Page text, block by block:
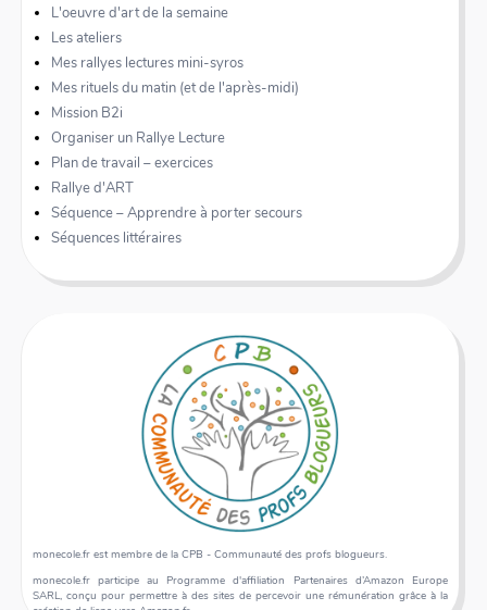
L'oeuvre d'art de la semaine
Les ateliers
Mes rallyes lectures mini-syros
Mes rituels du matin (et de l'après-midi)
Mission B2i
Organiser un Rallye Lecture
Plan de travail – exercices
Rallye d'ART
Séquence – Apprendre à porter secours
Séquences littéraires
monecole.fr est membre de la CPB - Communauté des profs blogueurs.
monecole.fr participe au Programme d'affiliation Partenaires d’Amazon Europe
SARL, conçu pour permettre à des sites de percevoir une rémunération grâce à la